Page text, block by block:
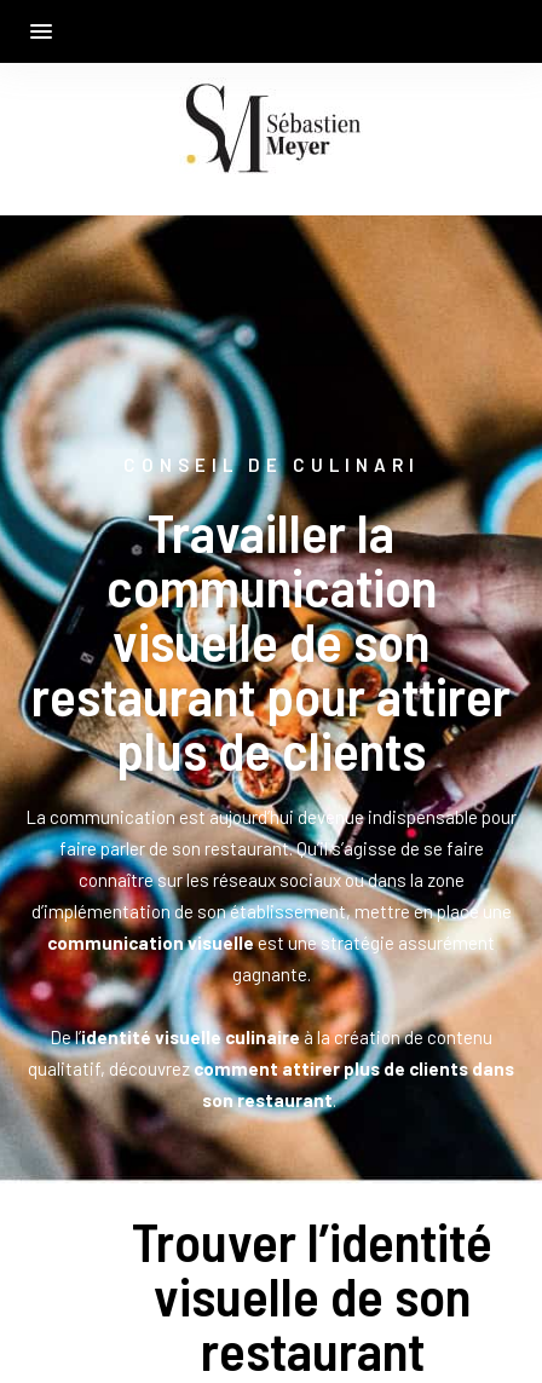
CONSEIL DE CULINARI
Travailler la
communication
visuelle de son
restaurant pour attirer
plus de clients
La communication est aujourd’hui devenue indispensable pour
faire parler de son restaurant. Qu’il s’agisse de se faire
connaître sur les réseaux sociaux ou dans la zone
d’implémentation de son établissement, mettre en place une
communication visuelleest une stratégie assurément
gagnante.
De l’identité visuelle culinaireà la création de contenu
qualitatif, découvrezcomment attirer plus de clients dans
son restaurant.
Trouver l’identité
visuelle de son
restaurant